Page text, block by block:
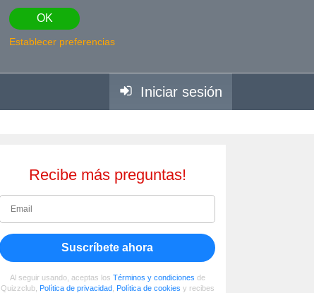
OK
Establecer preferencias
Iniciar sesión
Recibe más preguntas!
Suscríbete ahora
Al seguir usando, aceptas los Términos y condiciones de
Quizzclub, Política de privacidad, Política de cookies y recibes